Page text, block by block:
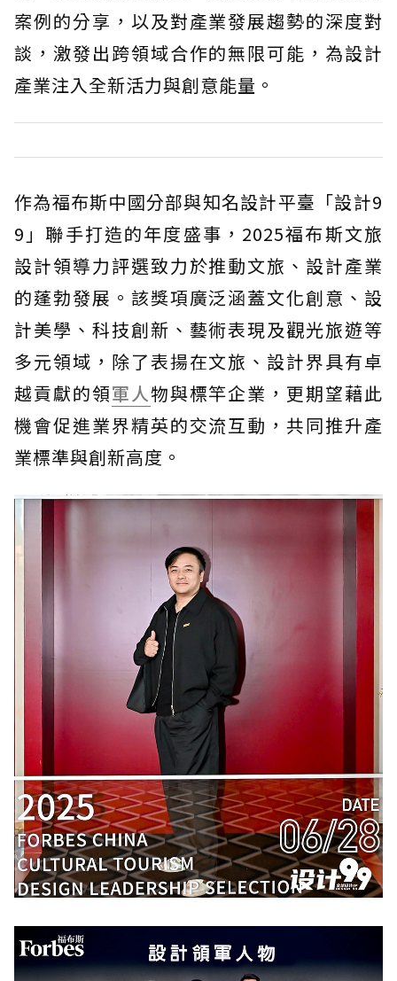
案例的分享，以及對產業發展趨勢的深度對
談，激發出跨領域合作的無限可能，為設計
產業注入全新活力與創意能量。
作為福布斯中國分部與知名設計平臺「設計9
9」聯手打造的年度盛事，2025福布斯文旅
設計領導力評選致力於推動文旅、設計產業
的蓬勃發展。該獎項廣泛涵蓋文化創意、設
計美學、科技創新、藝術表現及觀光旅遊等
多元領域，除了表揚在文旅、設計界具有卓
越貢獻的領軍人物與標竿企業，更期望藉此
機會促進業界精英的交流互動，共同推升產
業標準與創新高度。